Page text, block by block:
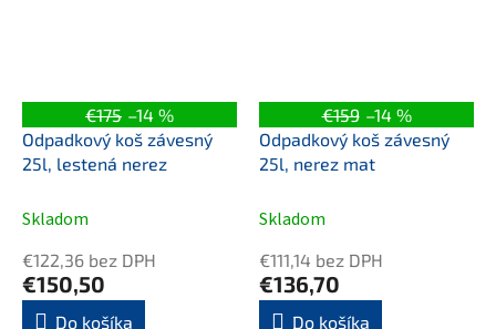
€175 –14 %
Odpadkový koš závesný
25l, lestená nerez
Skladom
€122,36 bez DPH
€150,50
Do košíka
€159 –14 %
Odpadkový koš závesný
25l, nerez mat
Skladom
€111,14 bez DPH
€136,70
Do košíka